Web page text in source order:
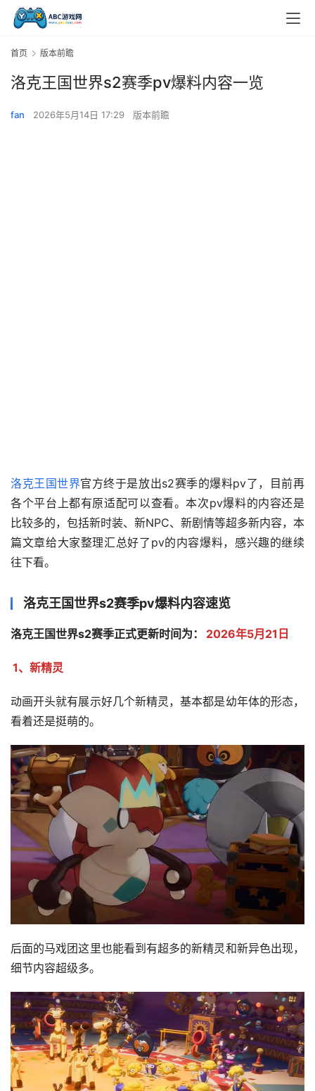
首页 版本前瞻
洛克王国世界s2赛季pv爆料内容一览
fan 2026年5月14日 17:29 版本前瞻
洛克王国世界官方终于是放出s2赛季的爆料pv了，目前再
各个平台上都有原适配可以查看。本次pv爆料的内容还是
比较多的，包括新时装、新NPC、新剧情等超多新内容，本
篇文章给大家整理汇总好了pv的内容爆料，感兴趣的继续
往下看。
洛克王国世界s2赛季pv爆料内容速览
洛克王国世界s2赛季正式更新时间为： 2026年5月21日
1、新精灵
动画开头就有展示好几个新精灵，基本都是幼年体的形态，
看着还是挺萌的。
后面的马戏团这里也能看到有超多的新精灵和新异色出现，
细节内容超级多。